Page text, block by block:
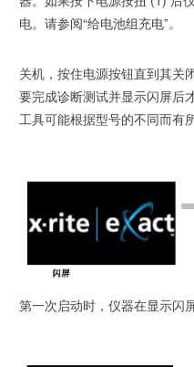
电。请参阅“给电池组充电”。
关机，按住电源按钮直到其关
要完成诊断测试并显示闪屏后
工具可能根据型号的不同而有
第一次启动时，仪器在显示闪